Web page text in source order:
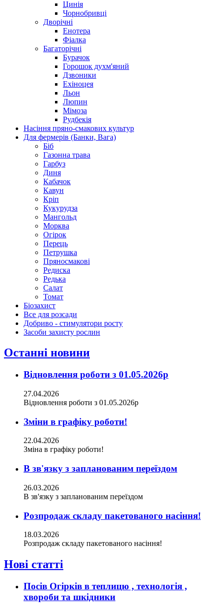
Цинія
Чорнобривці
Дворічні
Енотера
Фіалка
Багаторічні
Бурачок
Горошок духм'яний
Дзвоники
Ехіноцея
Льон
Люпин
Мімоза
Рудбекія
Насіння пряно-смакових культур
Для фермерів (Банки, Вага)
Біб
Газонна трава
Гарбуз
Диня
Кабачок
Кавун
Кріп
Кукурудза
Мангольд
Морква
Огірок
Перець
Петрушка
Пряносмакові
Редиска
Редька
Салат
Томат
Біозахист
Все для розсади
Добриво - стимулятори росту
Засоби захисту рослин
Останні новини
Відновлення роботи з 01.05.2026р
27.04.2026
Відновлення роботи з 01.05.2026р
Зміни в графіку роботи!
22.04.2026
Зміна в графіку роботи!
В зв'язку з запланованим переїздом
26.03.2026
В зв'язку з запланованим переїздом
Розпродаж складу пакетованого насіння!
18.03.2026
Розпродаж складу пакетованого насіння!
Нові статті
Посів Огірків в теплицю , технологія ,
хвороби та шкідники